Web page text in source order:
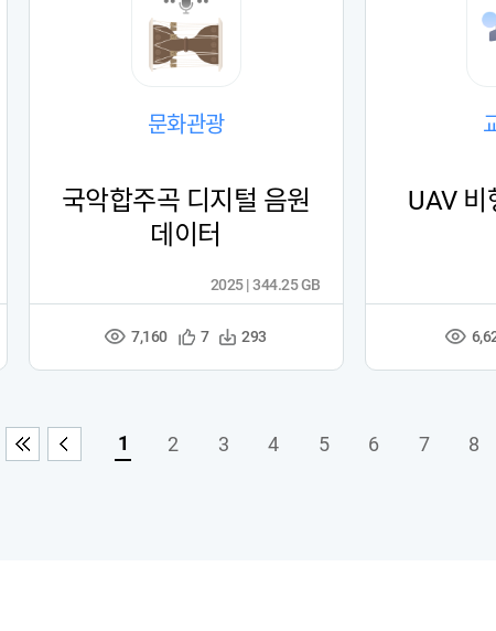
문화관광
국악합주곡 디지털 음원
데이터
조
수
7,160
관
등
7
다
수
293
2025 | 344.25 GB
UAV 비
조
수
처음 이전 1 2 3 4 5 6 7 8